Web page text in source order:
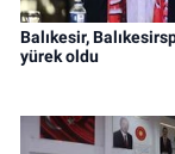
Balıkesir,
yürek oldu